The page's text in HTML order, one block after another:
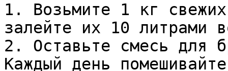
1. Возьмите 1 кг
залейте их 10 литрами
2. Оставьте смесь для
Каждый день